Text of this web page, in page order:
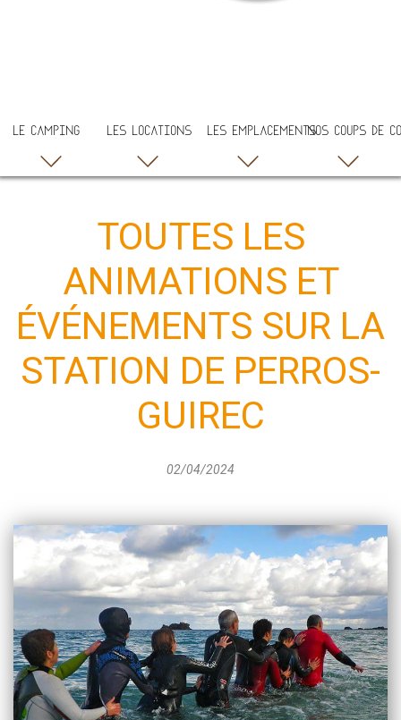
LE CAMPING LES LOCATIONS LES EMPLACEMENTSNOS COUPS DE
TOUTES LES
ANIMATIONS ET
ÉVÉNEMENTS SUR LA
STATION DE PERROS-
GUIREC
02/04/2024